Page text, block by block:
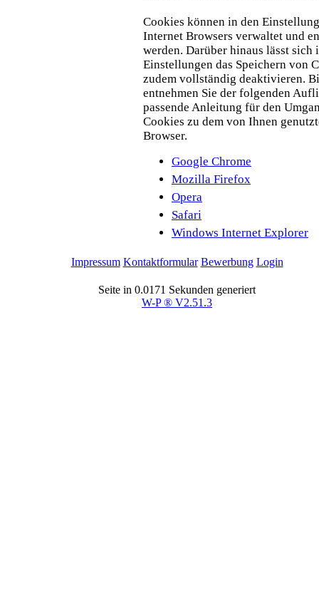
Cookies können in den
Internet Browsers verwaltet und
werden. Darüber hinaus lässt sich
Einstellungen das Speichern von
zudem vollständig deaktivieren.
entnehmen Sie der folgenden
passende Anleitung für den
Cookies zu dem von Ihnen
Browser.
Google Chrome
Mozilla Firefox
Opera
Safari
Windows Internet Explorer
Impressum Kontaktformular Bewerbung Login
Seite in 0.0171 Sekunden generiert
W-P ® V2.51.3